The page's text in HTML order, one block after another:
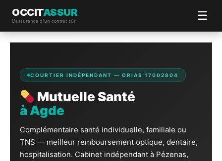
OCCITASSUR
L'assurance d'un contrat sûr ☰
Aller
COURTIER INDÉPENDANT — ORIAS 17002804
Mutuelle Santé
à Agde
Complémentaire santé individuelle, familiale ou
TNS — meilleur remboursement optique, dentaire,
hospitalisation. Cabinet indépendant à Pézenas,